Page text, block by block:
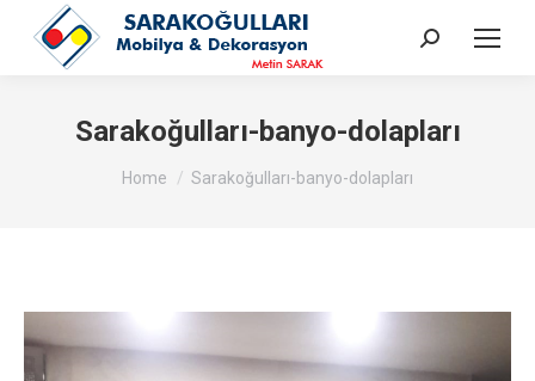
Search:
Sarakoğulları-banyo-dolapları
You are here:
Home Sarakoğulları-banyo-dolapları